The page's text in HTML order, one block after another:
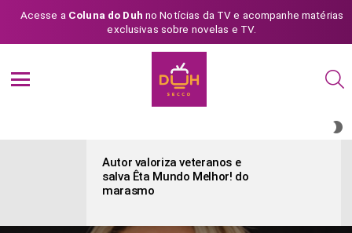
Acesse a Coluna do Duh no Notícias da TV e acompanhe matérias
exclusivas sobre novelas e TV.
Autor valoriza veteranos e
salva Êta Mundo Melhor! do
marasmo